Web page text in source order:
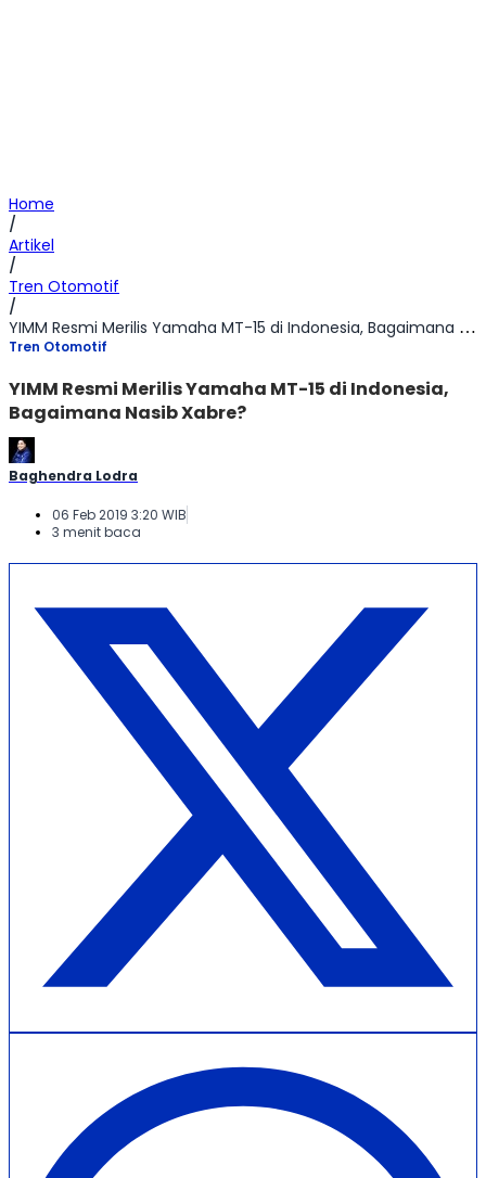
Home
/
Artikel
/
Tren Otomotif
/
YIMM Resmi Merilis Yamaha MT-15 di Indonesia, Bagaimana Nasib Xabre?
Tren Otomotif
YIMM Resmi Merilis Yamaha MT-15 di Indonesia,
Bagaimana Nasib Xabre?
Baghendra Lodra
06 Feb 2019 3:20 WIB
3 menit baca